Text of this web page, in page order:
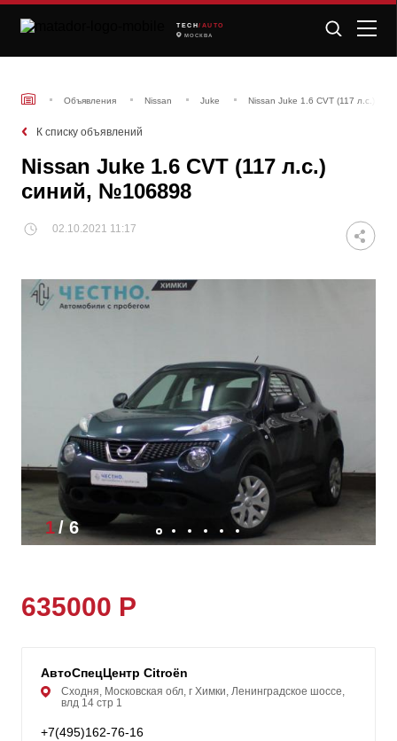
TECH /AUTO
МОСКВА
Объявления Nissan Juke Nissan Juke 1.6 CVT (117 л.с.)
К списку объявлений
Nissan Juke 1.6 CVT (117 л.с.)
синий, №106898
02.10.2021 11:17
1/6
635000 Р
АвтоСпецЦентр Citroën
Сходня, Московская обл, г Химки, Ленинградское шоссе,
влд 14 стр 1
+7(495)162-76-16